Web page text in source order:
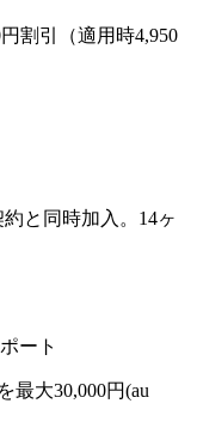
割引（適用時4,950
と同時加入。14ヶ
ート
最大30,000円(au